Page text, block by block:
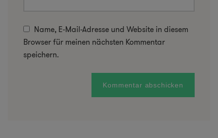
Name, E-Mail-Adresse und Website in diesem
Browser für meinen nächsten Kommentar
speichern.